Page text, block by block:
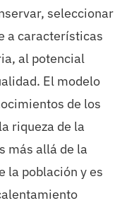
seleccionar
a características
al potencial
El modelo
de los
riqueza de la
más allá de la
la población y es